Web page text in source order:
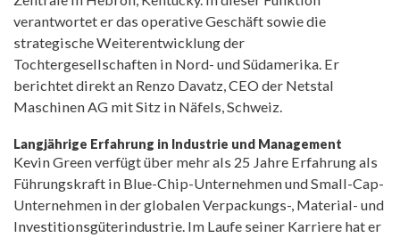
verantwortet er das operative Geschäft sowie die
strategische Weiterentwicklung der
Tochtergesellschaften in Nord- und Südamerika. Er
berichtet direkt an Renzo Davatz, CEO der Netstal
Maschinen AG mit Sitz in Näfels, Schweiz.
Langjährige Erfahrung in Industrie und Management
Kevin Green verfügt über mehr als 25 Jahre Erfahrung als
Führungskraft in Blue-Chip-Unternehmen und Small-Cap-
Unternehmen in der globalen Verpackungs-, Material- und
Investitionsgüterindustrie. Im Laufe seiner Karriere hat er